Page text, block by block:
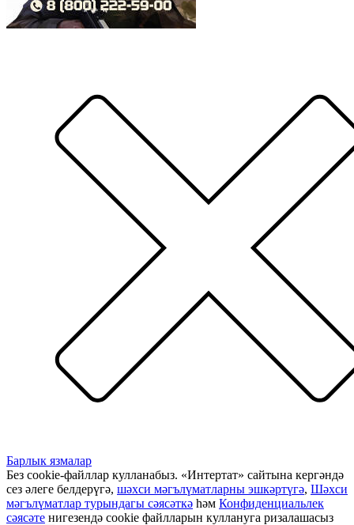
Барлык язмалар
Без cookie-файллар кулланабыз. «Интертат» сайтына кергәндә
сез әлеге белдерүгә, шәхси мәгълүматларны эшкәртүгә, Шәхси
мәгълүматлар турындагы сәясәткә һәм Конфиденциальлек
сәясәте нигезендә cookie файлларын куллануга ризалашасыз